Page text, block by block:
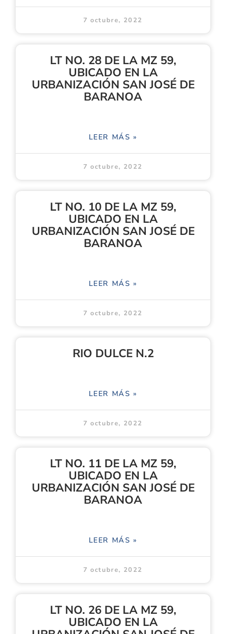
7 octubre, 2022
LT NO. 28 DE LA MZ 59,
UBICADO EN LA
URBANIZACIÓN SAN JOSÉ DE
BARANOA
LEER MÁS »
7 octubre, 2022
LT NO. 10 DE LA MZ 59,
UBICADO EN LA
URBANIZACIÓN SAN JOSÉ DE
BARANOA
LEER MÁS »
7 octubre, 2022
RIO DULCE N.2
LEER MÁS »
7 octubre, 2022
LT NO. 11 DE LA MZ 59,
UBICADO EN LA
URBANIZACIÓN SAN JOSÉ DE
BARANOA
LEER MÁS »
7 octubre, 2022
LT NO. 26 DE LA MZ 59,
UBICADO EN LA